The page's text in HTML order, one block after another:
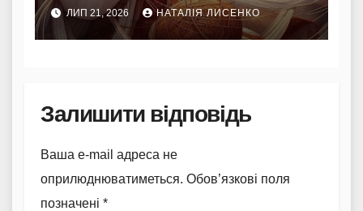
ЛИП 21, 2026 НАТАЛІЯ ЛИСЕНКО
Залишити відповідь
Ваша e-mail адреса не
оприлюднюватиметься. Обов’язкові поля
позначені *